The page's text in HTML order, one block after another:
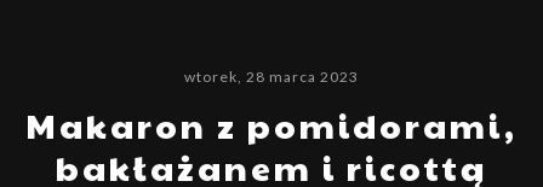
wtorek, 28 marca 2023
Makaron z pomidorami,
bakłażanem i ricottą